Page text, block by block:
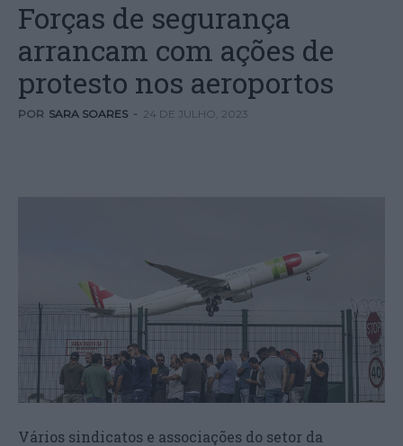
Forças de segurança
arrancam com ações de
protesto nos aeroportos
POR SARA SOARES - 24 DE JULHO, 2023
Vários sindicatos e associações do setor da